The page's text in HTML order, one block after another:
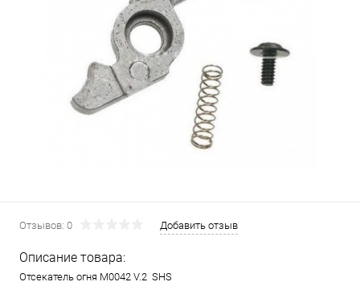
Отзывов: 0 Добавить отзыв
Описание товара:
Отсекатель огня М0042 V.2 SHS